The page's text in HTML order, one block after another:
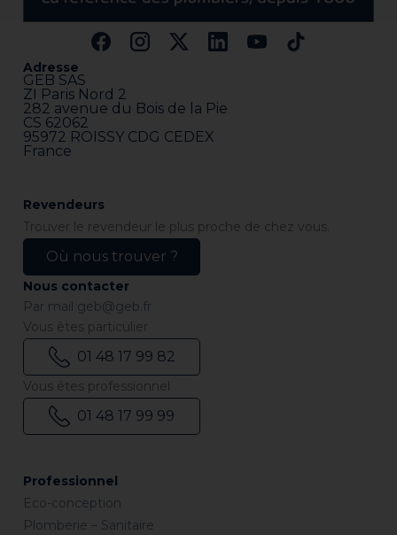
Adresse
GEB SAS
ZI Paris Nord 2
282 avenue du Bois de la Pie
CS 62062
95972 ROISSY CDG CEDEX
France
Professionnel
Eco-conception
Plomberie – Sanitaire
Revendeurs
Trouver le revendeur le plus proche de chez vous.
Où nous trouver ?
Nous contacter
Par mail geb@geb.fr
Vous êtes particulier
01 48 17 99 82
Vous êtes professionnel
01 48 17 99 99